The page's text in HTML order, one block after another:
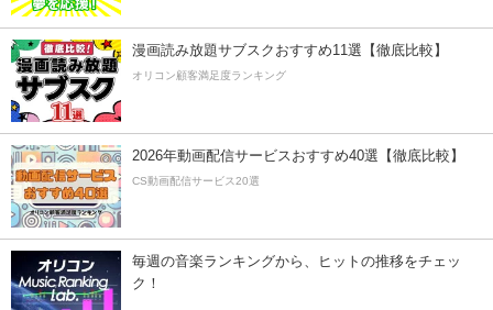
漫画読み放題サブスクおすすめ11選【徹底比較】
オリコン顧客満足度ランキング
2026年動画配信サービスおすすめ40選【徹底比較】
CS動画配信サービス20選
毎週の音楽ランキングから、ヒットの推移をチェッ
ク！